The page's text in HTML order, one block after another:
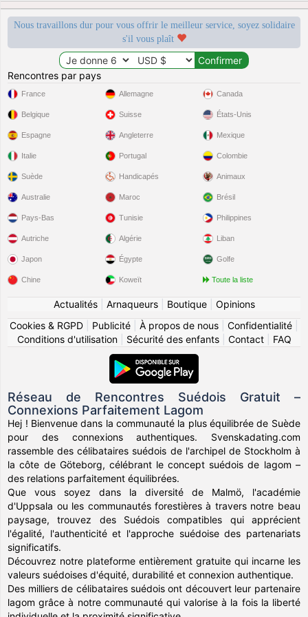
Nous travaillons dur pour vous offrir le meilleur service, soyez solidaire
s'il vous plaît
Rencontres par pays
France
Belgique
Espagne
Italie
Suède
Allemagne
Suisse
Angleterre
Portugal
Handicapés
Canada
États-Unis
Mexique
Colombie
Animaux
Australie
Pays-Bas
Autriche
Japon
Chine
Maroc
Tunisie
Algérie
Égypte
Koweït
Brésil
Philippines
Liban
Golfe
Toute la liste
Actualités| Arnaqueurs| Boutique| Opinions
Cookies & RGPD
Publicité À propos de nous Confidentialité
Conditions d'utilisation| Sécurité des enfants| Contact| FAQ
Réseau de Rencontres Suédois Gratuit –
Connexions Parfaitement Lagom
Hej ! Bienvenue dans la communauté la plus équilibrée de Suède
pour des connexions authentiques. Svenskadating.com
rassemble des célibataires suédois de l'archipel de Stockholm à
la côte de Göteborg, célébrant le concept suédois de lagom –
des relations parfaitement équilibrées.
Que vous soyez dans la diversité de Malmö, l'académie
d'Uppsala ou les communautés forestières à travers notre beau
paysage, trouvez des Suédois compatibles qui apprécient
l'égalité, l'authenticité et l'approche suédoise des partenariats
significatifs.
Découvrez notre plateforme entièrement gratuite qui incarne les
valeurs suédoises d'équité, durabilité et connexion authentique.
Des milliers de célibataires suédois ont découvert leur partenaire
lagom grâce à notre communauté qui valorise à la fois la liberté